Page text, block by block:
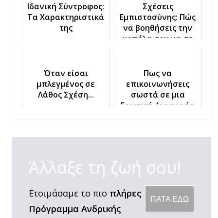
Ιδανική Σύντροφος:
Τα Χαρακτηριστικά
της
Σχέσεις
Εμπιστοσύνης: Πώς
να βοηθήσεις την
κοπέλα σου να σε
Όταν είσαι
μπλεγμένος σε
Λάθος Σχέση...
Πως να
επικοινωνήσεις
σωστά σε μια
Ερωτική Διαφωνία
Άλλαξε τη ζωή σου!
ΠΑΤΑ ΕΔΩ
Ετοιμάσαμε το πιο πλήρες
Πρόγραμμα Ανδρικής